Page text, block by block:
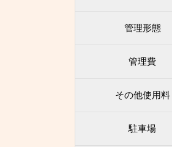
管理形態
管理費
その他使用料
駐車場